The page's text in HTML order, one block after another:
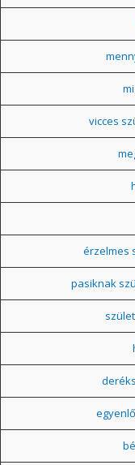
vicces
érzelmes
pasiknak